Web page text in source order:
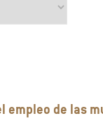
empleo de las